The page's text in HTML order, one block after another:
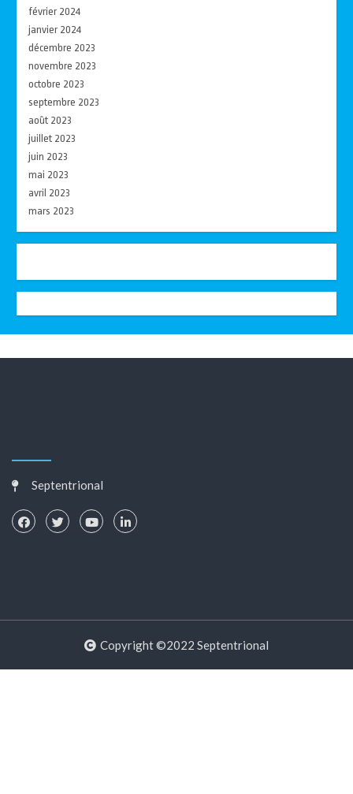
février 2024
janvier 2024
décembre 2023
novembre 2023
octobre 2023
septembre 2023
août 2023
juillet 2023
juin 2023
mai 2023
avril 2023
mars 2023
Septentrional
Copyright ©2022 Septentrional